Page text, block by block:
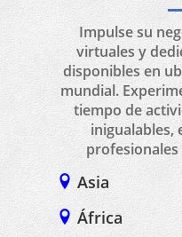
Impulse su
virtuales y
disponibles en
mundial.
tiempo de
inigualables,
Asia
África